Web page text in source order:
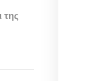
της